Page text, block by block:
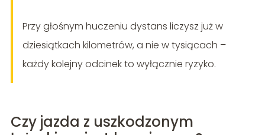
Przy głośnym huczeniu dystans liczysz już w
dziesiątkach kilometrów, a nie w tysiącach –
każdy kolejny odcinek to wyłącznie ryzyko.
Czy jazda z uszkodzonym